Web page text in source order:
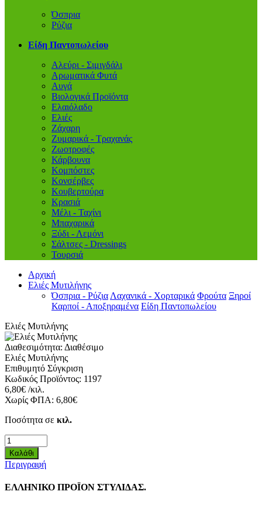
Όσπρια
Ρύζια
Είδη Παντοπωλείου
Αλεύρι - Σιμιγδάλι
Αρωματικά Φυτά
Αυγά
Βιολογικά Προϊόντα
Ελαιόλαδο
Ελιές
Ζάχαρη
Ζυμαρικά - Τραχανάς
Ζωοτροφές
Κάρβουνα
Κομπόστες
Κονσέρβες
Κουβερτούρα
Κρασιά
Μέλι - Ταχίνι
Μπαχαρικά
Ξύδι - Λεμόνι
Σάλτσες - Dressings
Τουρσιά
Αρχική
Ελιές Μυτιλήνης
Όσπρια - Ρύζια Λαχανικά - Χορταρικά Φρούτα Ξηροί
Καρποί - Αποξηραμένα Είδη Παντοπωλείου
Ελιές Μυτιλήνης
Διαθεσιμότητα: Διαθέσιμο
Ελιές Μυτιλήνης
Επιθυμητό Σύγκριση
Κωδικός Προϊόντος: 1197
6,80€ /κιλ.
Χωρίς ΦΠΑ: 6,80€
Ποσότητα σε κιλ.
Περιγραφή
ΕΛΛΗΝΙΚΟ ΠΡΟΪΟΝ ΣΤΥΛΙΔΑΣ.